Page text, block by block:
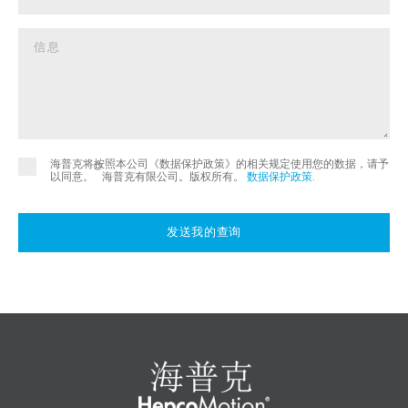
海普克将按照本公司《数据保护政策》的相关规定使用您的数据，请予
以同意。
©
海普克有限公司。版权所有。 数据保护政策
发送我的查询